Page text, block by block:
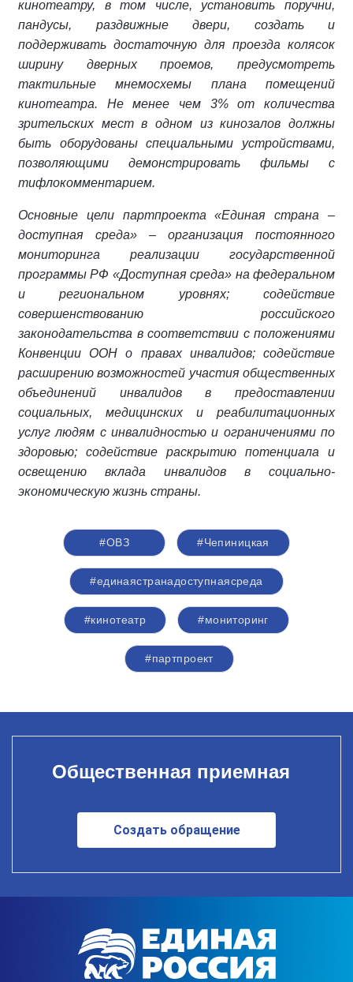
кинотеатру, в том числе, установить поручни,
пандусы, раздвижные двери, создать и
поддерживать достаточную для проезда колясок
ширину дверных проемов, предусмотреть
тактильные мнемосхемы плана помещений
кинотеатра. Не менее чем 3% от количества
зрительских мест в одном из кинозалов должны
быть оборудованы специальными устройствами,
позволяющими демонстрировать фильмы с
тифлокомментарием.
Основные цели партпроекта «Единая страна –
доступная среда» – организация постоянного
мониторинга реализации государственной
программы РФ «Доступная среда» на федеральном
и региональном уровнях; содействие
совершенствованию российского
законодательства в соответствии с положениями
Конвенции ООН о правах инвалидов; содействие
расширению возможностей участия общественных
объединений инвалидов в предоставлении
социальных, медицинских и реабилитационных
услуг людям с инвалидностью и ограничениями по
здоровью; содействие раскрытию потенциала и
освещению вклада инвалидов в социально-
экономическую жизнь страны.
#ОВЗ #Чепиницкая
#единаястранадоступнаясреда
#кинотеатр #мониторинг
#партпроект
Общественная приемная
Создать обращение